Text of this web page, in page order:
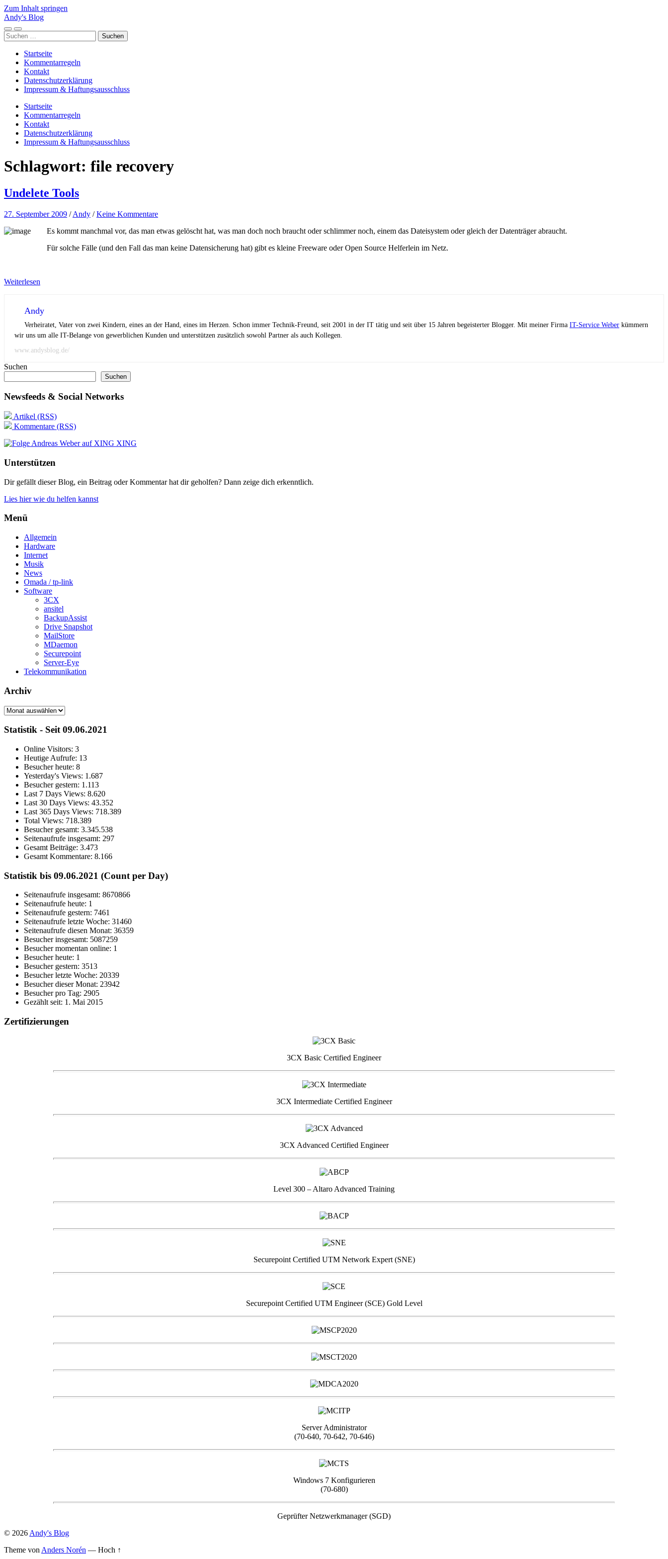
Zum Inhalt springen
Andy's Blog
Mobile-
Menü
Suchfeld
ein-/ausblenden
Suchen
nach:
Startseite
Kommentarregeln
Kontakt
Datenschutzerklärung
Impressum & Haftungsausschluss
Startseite
Kommentarregeln
Kontakt
Datenschutzerklärung
Impressum & Haftungsausschluss
Schlagwort: file recovery
Undelete Tools
27. September 2009 /Andy /Keine Kommentare
Es kommt manchmal vor, das man etwas gelöscht hat, was man doch noch braucht oder schlimmer noch, einem das Dateisystem oder gleich der Datenträger abraucht.
Für solche Fälle (und den Fall das man keine Datensicherung hat) gibt es kleine Freeware oder Open Source Helferlein im Netz.
Weiterlesen
Andy
Verheiratet, Vater von zwei Kindern, eines an der Hand, eines im Herzen. Schon immer Technik-Freund, seit 2001 in der IT tätig und seit über 15 Jahren begeisterter Blogger. Mit meiner Firma IT-Service Weber kümmern
wir uns um alle IT-Belange von gewerblichen Kunden und unterstützen zusätzlich sowohl Partner als auch Kollegen.
www.andysblog.de/
Suchen
Suchen
Newsfeeds & Social Networks
Artikel (RSS)
Kommentare (RSS)
XING
Unterstützen
Dir gefällt dieser Blog, ein Beitrag oder Kommentar hat dir geholfen? Dann zeige dich erkenntlich.
Lies hier wie du helfen kannst
Menü
Allgemein
Hardware
Internet
Musik
News
Omada / tp-link
Software
3CX
ansitel
BackupAssist
Drive Snapshot
MailStore
MDaemon
Securepoint
Server-Eye
Telekommunikation
Archiv
Archiv
Statistik - Seit 09.06.2021
Online Visitors: 3
Heutige Aufrufe: 13
Besucher heute: 8
Yesterday's Views: 1.687
Besucher gestern: 1.113
Last 7 Days Views: 8.620
Last 30 Days Views: 43.352
Last 365 Days Views: 718.389
Total Views: 718.389
Besucher gesamt: 3.345.538
Seitenaufrufe insgesamt: 297
Gesamt Beiträge: 3.473
Gesamt Kommentare: 8.166
Statistik bis 09.06.2021 (Count per Day)
Seitenaufrufe insgesamt: 8670866
Seitenaufrufe heute: 1
Seitenaufrufe gestern: 7461
Seitenaufrufe letzte Woche: 31460
Seitenaufrufe diesen Monat: 36359
Besucher insgesamt: 5087259
Besucher momentan online: 1
Besucher heute: 1
Besucher gestern: 3513
Besucher letzte Woche: 20339
Besucher dieser Monat: 23942
Besucher pro Tag: 2905
Gezählt seit: 1. Mai 2015
Zertifizierungen
3CX Basic Certified Engineer
3CX Intermediate Certified Engineer
3CX Advanced Certified Engineer
Level 300 – Altaro Advanced Training
Securepoint Certified UTM Network Expert (SNE)
Securepoint Certified UTM Engineer (SCE) Gold Level
Server Administrator
(70-640, 70-642, 70-646)
Windows 7 Konfigurieren
(70-680)
Geprüfter Netzwerkmanager (SGD)
© 2026 Andy's Blog
Theme von Anders Norén — Hoch ↑